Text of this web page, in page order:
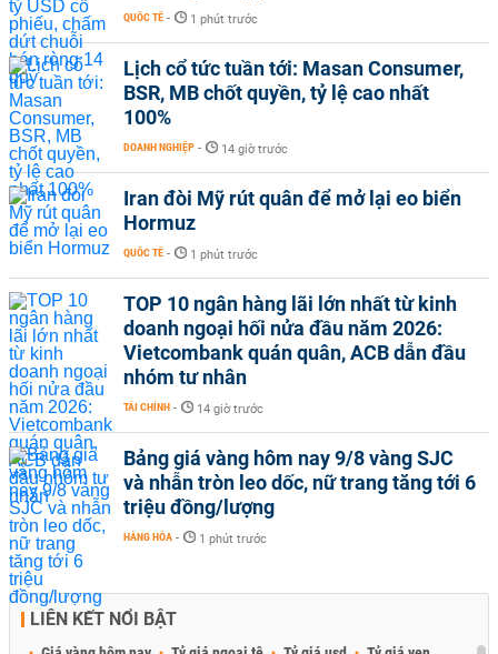
QUỐC TẾ - 1 phút trước
Lịch cổ tức tuần tới: Masan Consumer,
BSR, MB chốt quyền, tỷ lệ cao nhất
100%
DOANH NGHIỆP - 14 giờ trước
Iran đòi Mỹ rút quân để mở lại eo biển
Hormuz
QUỐC TẾ - 1 phút trước
TOP 10 ngân hàng lãi lớn nhất từ kinh
doanh ngoại hối nửa đầu năm 2026:
Vietcombank quán quân, ACB dẫn đầu
nhóm tư nhân
TÀI CHÍNH - 14 giờ trước
Bảng giá vàng hôm nay 9/8 vàng SJC
và nhẫn tròn leo dốc, nữ trang tăng tới 6
triệu đồng/lượng
HÀNG HÓA - 1 phút trước
LIÊN KẾT NỔI BẬT